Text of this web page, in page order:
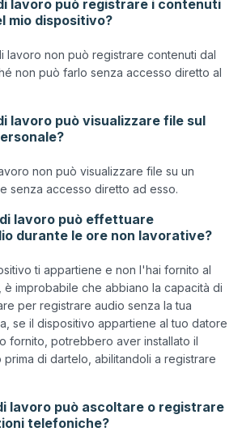
lavoro può registrare i contenuti
mio dispositivo?
lavoro non può registrare contenuti dal
non può farlo senza accesso diretto al
lavoro può visualizzare file sul
non può visualizzare file su un
lavoro può effettuare
durante le ore non lavorative?
ti appartiene e non l'hai fornito al
improbabile che abbiano la capacità di
per registrare audio senza la tua
se il dispositivo appartiene al tuo datore
fornito, potrebbero aver installato il
di dartelo, abilitandoli a registrare
lavoro può ascoltare o registrare
telefoniche?